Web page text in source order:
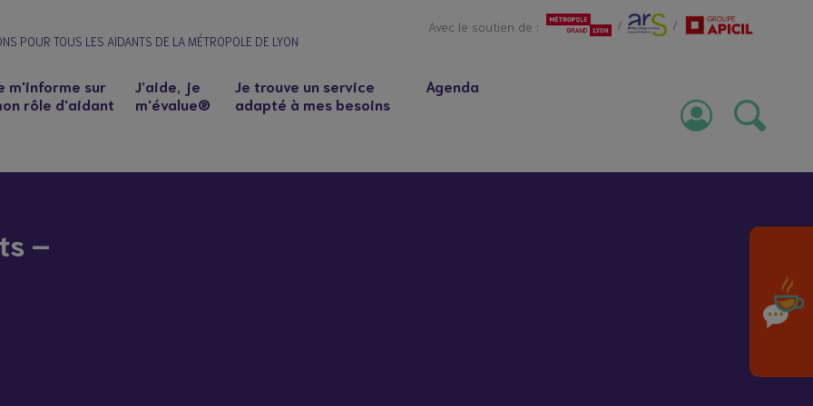
POUR TOUS LES AIDANTS DE LA MÉTROPOLE DE LYON
m'informe sur
rôle d'aidant
J’aide, je
m'évalue®
Je trouve un service
adapté à mes besoins
Agenda
Avec le soutien de : / /
–